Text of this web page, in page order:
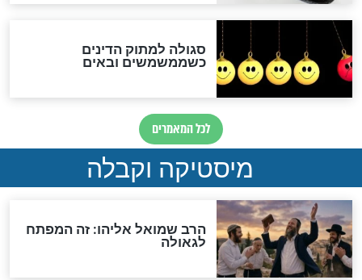
מה יהיה בימות המשיח?
"לפני הגאולה תהיה אפיקורסות
והכחשה גדולה מאוד של
האמונה"